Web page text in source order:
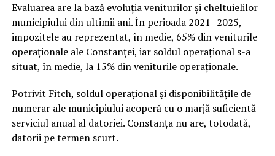
Evaluarea are la bază evoluția veniturilor și cheltuielilor
municipiului din ultimii ani. În perioada 2021–2025,
impozitele au reprezentat, în medie, 65% din veniturile
operaționale ale Constanței, iar soldul operațional s-a
situat, în medie, la 15% din veniturile operaționale.
Potrivit Fitch, soldul operațional și disponibilitățile de
numerar ale municipiului acoperă cu o marjă suficientă
serviciul anual al datoriei. Constanța nu are, totodată,
datorii pe termen scurt.